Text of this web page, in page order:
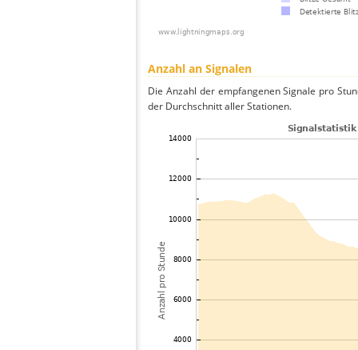
Anzahl an Signalen
Die Anzahl der empfangenen Signale pro
der Durchschnitt aller Stationen.